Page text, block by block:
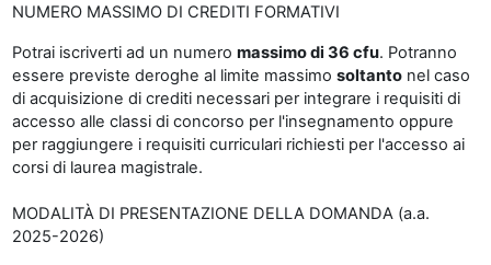
NUMERO MASSIMO DI CREDITI FORMATIVI
Potrai iscriverti ad un numero massimo di 36 cfu. Potranno
essere previste deroghe al limite massimo soltanto nel caso
di acquisizione di crediti necessari per integrare i requisiti di
accesso alle classi di concorso per l'insegnamento oppure
per raggiungere i requisiti curriculari richiesti per l'accesso ai
corsi di laurea magistrale.
MODALITÀ DI PRESENTAZIONE DELLA DOMANDA (a.a.
2025-2026)